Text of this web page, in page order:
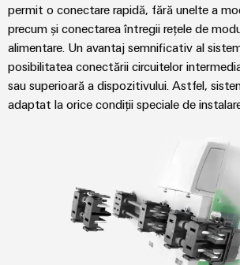
permit o conectare rapidă, fără unelte a
precum și conectarea întregii rețele de
alimentare. Un avantaj semnificativ al
posibilitatea conectării circuitelor
sau superioară a dispozitivului. Astfel,
adaptat la orice condiții speciale de